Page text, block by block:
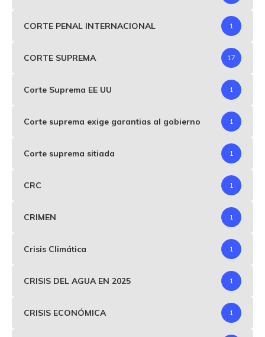
CORTE PENAL INTERNACIONAL 1
CORTE SUPREMA 17
Corte Suprema EE UU 1
Corte suprema exige garantias al gobierno 1
Corte suprema sitiada 1
CRC 1
CRIMEN 1
Crisis Climática 1
CRISIS DEL AGUA EN 2025 1
CRISIS ECONÓMICA 1